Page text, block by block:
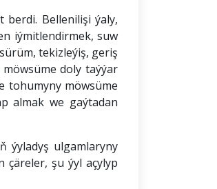
berdi. Bellenilişi ýaly,
iýmitlendirmek, suw
tekizleýiş, geriş
doly taýýar
tohumyny möwsüme
almak we gaýtadan
ýyladyş ulgamlaryny
çäreler, şu ýyl açylyp